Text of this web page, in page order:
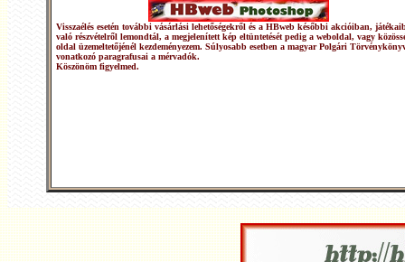
Visszaélés esetén további vásárlási lehetőségekről és a HBweb későbbi akcióiban,
való részvételről lemondtál, a megjelenített kép eltüntetését pedig a weboldal, vagy
oldal üzemeltetőjénél kezdeményezem. Súlyosabb esetben a magyar Polgári
vonatkozó paragrafusai a mérvadók.
Köszönöm figyelmed.